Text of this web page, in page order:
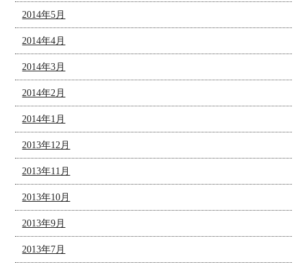
2014年5月
2014年4月
2014年3月
2014年2月
2014年1月
2013年12月
2013年11月
2013年10月
2013年9月
2013年7月